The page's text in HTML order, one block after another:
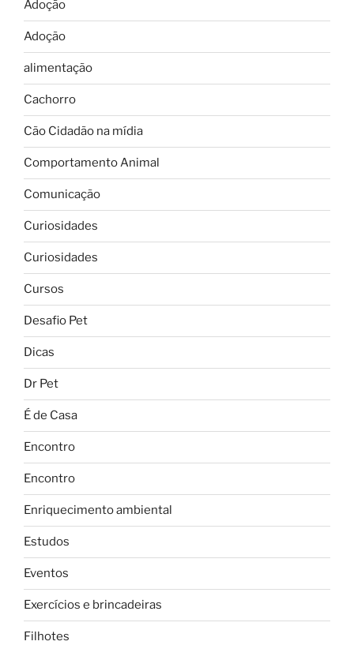
Adoção
Adoção
alimentação
Cachorro
Cão Cidadão na mídia
Comportamento Animal
Comunicação
Curiosidades
Curiosidades
Cursos
Desafio Pet
Dicas
Dr Pet
É de Casa
Encontro
Encontro
Enriquecimento ambiental
Estudos
Eventos
Exercícios e brincadeiras
Filhotes